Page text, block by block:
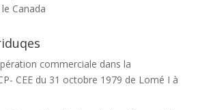
Canada
commerciale dans la
CEE du 31 octobre 1979 de Lomé I à